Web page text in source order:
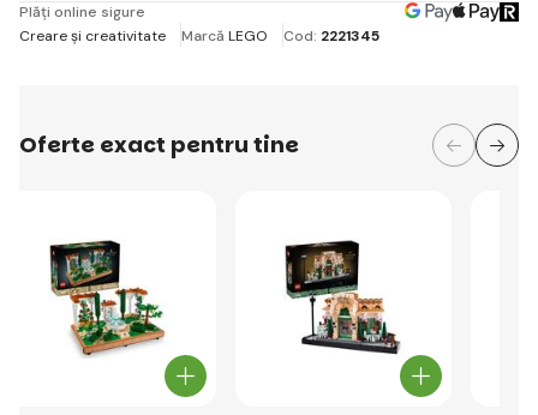
Plăți online sigure
Creare și creativitate
Marcă LEGO Cod: 2221345
Oferte exact pentru tine